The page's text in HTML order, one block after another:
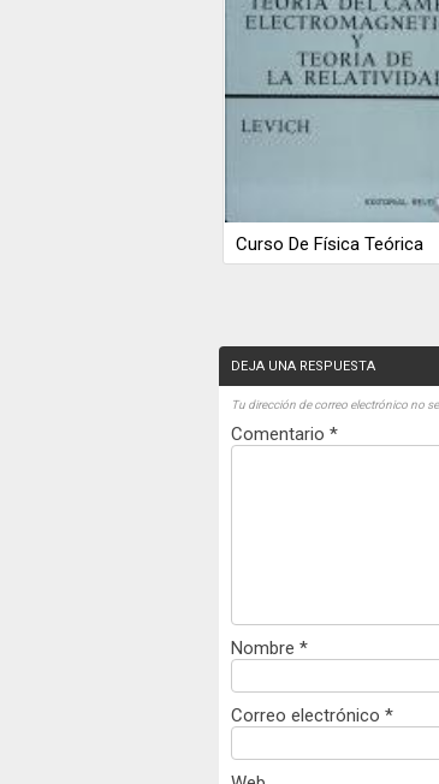
Curso De Física Teórica
DEJA UNA RESPUESTA
Tu dirección de correo electrónico no
Comentario *
Nombre *
Correo electrónico *